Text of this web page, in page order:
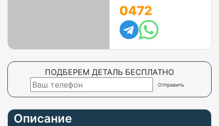
0472
ПОДБЕРЕМ ДЕТАЛЬ БЕСПЛАТНО
Описание